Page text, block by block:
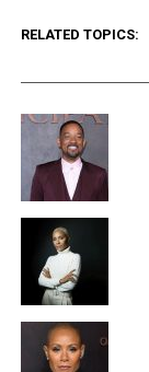
RELATED TOPICS: